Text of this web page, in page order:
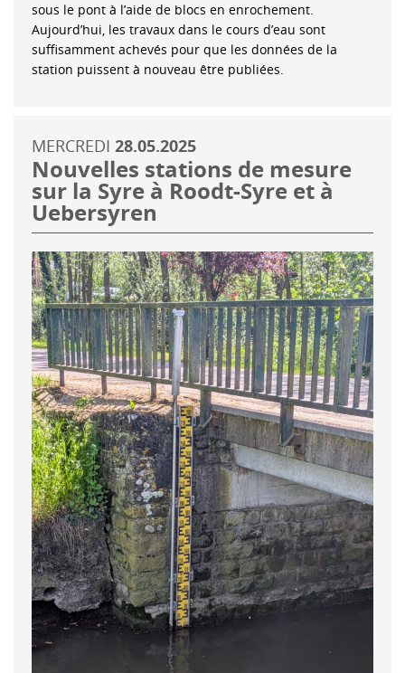
sous le pont à l’aide de blocs en enrochement.
Aujourd’hui, les travaux dans le cours d’eau sont
suffisamment achevés pour que les données de la
station puissent à nouveau être publiées.
MERCREDI 28.05.2025
Nouvelles stations de mesure
sur la Syre à Roodt-Syre et à
Uebersyren